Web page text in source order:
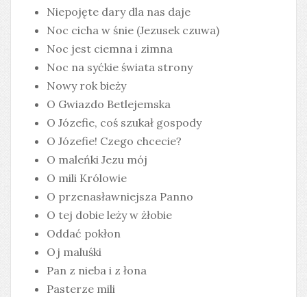
Niepojęte dary dla nas daje
Noc cicha w śnie (Jezusek czuwa)
Noc jest ciemna i zimna
Noc na syćkie świata strony
Nowy rok bieży
O Gwiazdo Betlejemska
O Józefie, coś szukał gospody
O Józefie! Czego chcecie?
O maleńki Jezu mój
O mili Królowie
O przenasławniejsza Panno
O tej dobie leży w żłobie
Oddać pokłon
Oj maluśki
Pan z nieba i z łona
Pasterze mili